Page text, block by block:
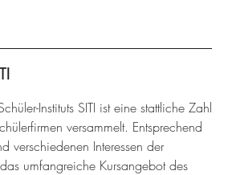
Instituts SITI ist eine stattliche Zahl
versammelt. Entsprechend
verschiedenen Interessen der
umfangreiche Kursangebot des